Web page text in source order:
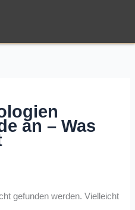
an – Was
gefunden werden. Vielleicht